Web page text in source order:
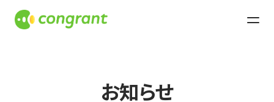
お知らせ